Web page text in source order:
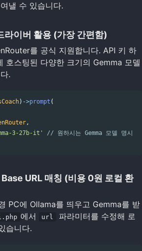
낼 수 있습니다.
이버 활용 (가장 간편함)
를 공식 지원합니다. API 키 하
호스팅된 다양한 크기의 Gemma 모델
.
) ->prompt (
,
3-27b-it'
// 원하시는 Gemma 모델 명시
URL 매칭 (비용 0원 로컬 환
PC에 Ollama를 띄우고 Gemma를 받
에서 url
파라미터를 수정해 로
습니다.